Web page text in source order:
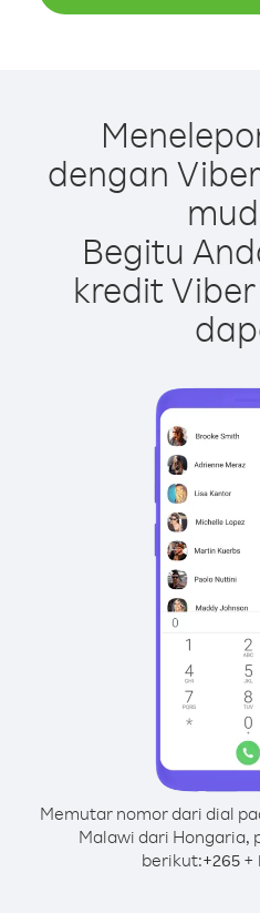
dengan
Begitu
kredit
Memutar nomor dari dial
Malawi dari Hongaria,
berikut:+265+